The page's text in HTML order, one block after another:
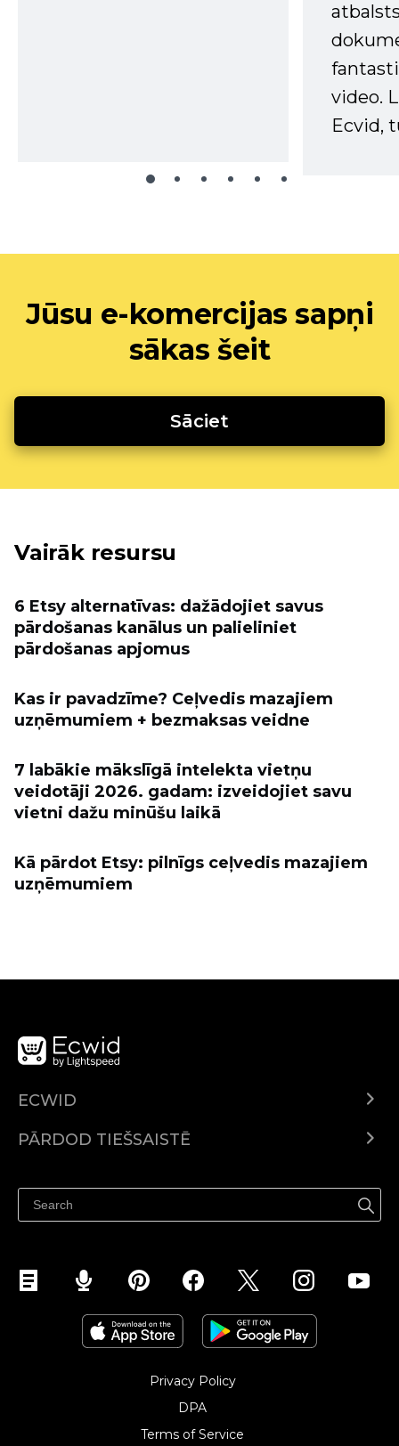
video.
Ecvid,
Jūsu e-komercijas sapņi
sākas šeit
Sāciet
Vairāk resursu
6 Etsy alternatīvas: dažādojiet savus
pārdošanas kanālus un palieliniet
pārdošanas apjomus
Kas ir pavadzīme? Ceļvedis mazajiem
uzņēmumiem + bezmaksas veidne
7 labākie mākslīgā intelekta vietņu
veidotāji 2026. gadam: izveidojiet savu
vietni dažu minūšu laikā
Kā pārdot Etsy: pilnīgs ceļvedis mazajiem
uzņēmumiem
ECWID
Izcenojumi
PĀRDOD TIEŠSAISTĒ
Pārdod Facebook
Pārdod Instagram
Privacy Policy
DPA
Terms of Service